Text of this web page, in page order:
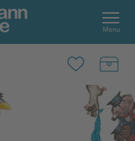
Menu